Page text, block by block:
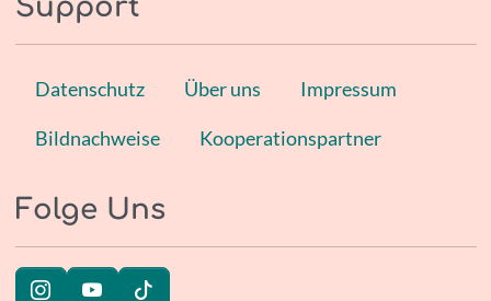
Support
Datenschutz Über uns Impressum
Bildnachweise Kooperationspartner
Folge Uns